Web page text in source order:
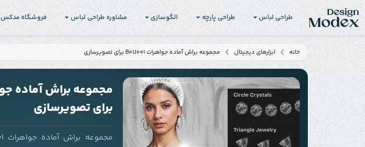
طراحی لباس طراحی پارچه الگوسازی مشاوره طراحی لباس فروشگاه مدکس
خانه ابزارهای دیجیتال مجموعه براش آماده جواهرات B01J001 برای تصویرسازی
برای تصویرسازی